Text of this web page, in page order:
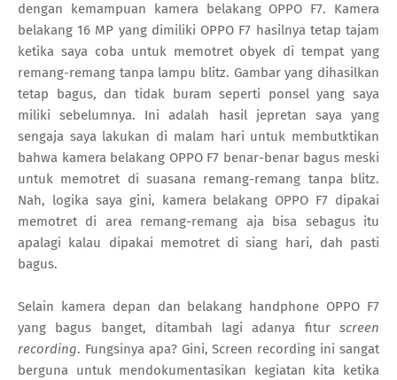
dengan kemampuan kamera belakang OPPO F7. Kamera
belakang 16 MP yang dimiliki OPPO F7 hasilnya tetap tajam
ketika saya coba untuk memotret obyek di tempat yang
remang-remang tanpa lampu blitz. Gambar yang dihasilkan
tetap bagus, dan tidak buram seperti ponsel yang saya
miliki sebelumnya. Ini adalah hasil jepretan saya yang
sengaja saya lakukan di malam hari untuk membutktikan
bahwa kamera belakang OPPO F7 benar-benar bagus meski
untuk memotret di suasana remang-remang tanpa blitz.
Nah, logika saya gini, kamera belakang OPPO F7 dipakai
memotret di area remang-remang aja bisa sebagus itu
apalagi kalau dipakai memotret di siang hari, dah pasti
bagus.
Selain kamera depan dan belakang handphone OPPO F7
yang bagus banget, ditambah lagi adanya fitur screen
recording. Fungsinya apa? Gini, Screen recording ini sangat
berguna untuk mendokumentasikan kegiatan kita ketika